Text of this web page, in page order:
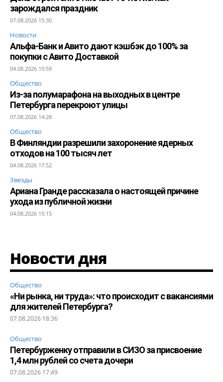
зарождался праздник
07.08.2026 15:30
Новости
Альфа-Банк и Авито дают кэшбэк до 100% за
покупки с Авито Доставкой
04.08.2026 10:59
Общество
Из-за полумарафона на выходных в центре
Петербурга перекроют улицы
07.08.2026 14:28
Общество
В Финляндии разрешили захоронение ядерных
отходов на 100 тысяч лет
04.08.2026 17:52
Звезды
Ариана Гранде рассказала о настоящей причине
ухода из публичной жизни
04.08.2026 15:15
Новости дня
Общество
«Ни рынка, ни труда»: что происходит с вакансиями
для жителей Петербурга?
07.08.2026 18:36
Общество
Петербурженку отправили в СИЗО за присвоение
1,4 млн рублей со счета дочери
07.08.2026 17:49